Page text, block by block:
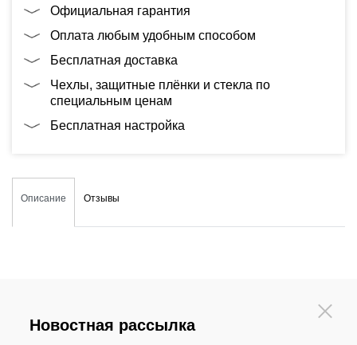
Официальная гарантия
Оплата любым удобным способом
Бесплатная доставка
Чехлы, защитные плёнки и стекла по
специальным ценам
Бесплатная настройка
Описание Отзывы
Новостная рассылка